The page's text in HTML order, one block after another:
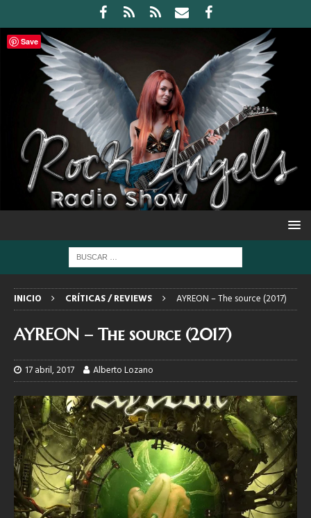
INICIO CRÍTICAS / REVIEWS AYREON – The source (2017)
AYREON – The source (2017)
17 abril, 2017 Alberto Lozano
Save